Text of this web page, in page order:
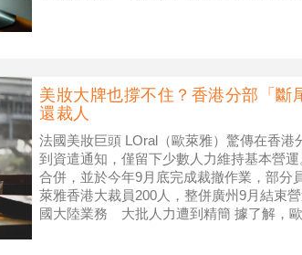
美妝大牌也撐不住？香港分部「
還裁人
法國美妝巨頭 LOral（歐萊雅）驚傳在香
到資遣通知，僅留下少數人力維持基本營
合併，並於今年9月底完成裁撤作業，部
萊雅香港大裁員200人，整併廣州9月結束
國大陸業務 大批人力遭到精簡 據了解，